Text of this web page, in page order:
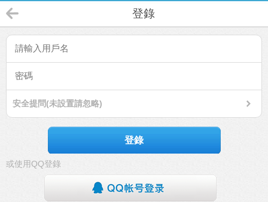
登錄
安全提問(未設置請忽略)
登錄
或使用QQ登錄